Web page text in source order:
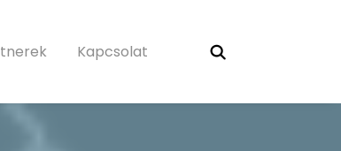
Kapcsolat